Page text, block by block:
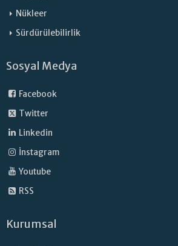
Nükleer
Sürdürülebilirlik
Sosyal Medya
Facebook
Twitter
Linkedin
İnstagram
Youtube
RSS
Kurumsal